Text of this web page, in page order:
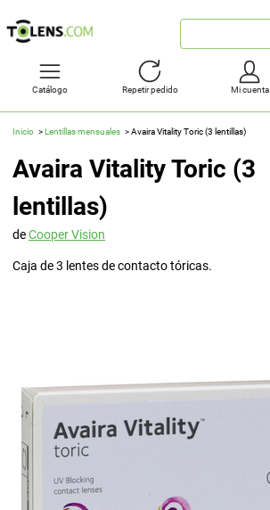
Búsqueda
rápida
Catálogo Repetir pedido Mi cuenta
Inicio Lentillas mensuales Avaira Vitality Toric (3 lentillas)
Avaira Vitality Toric (3
lentillas)
deCooper Vision
Caja de 3 lentes de contacto tóricas.